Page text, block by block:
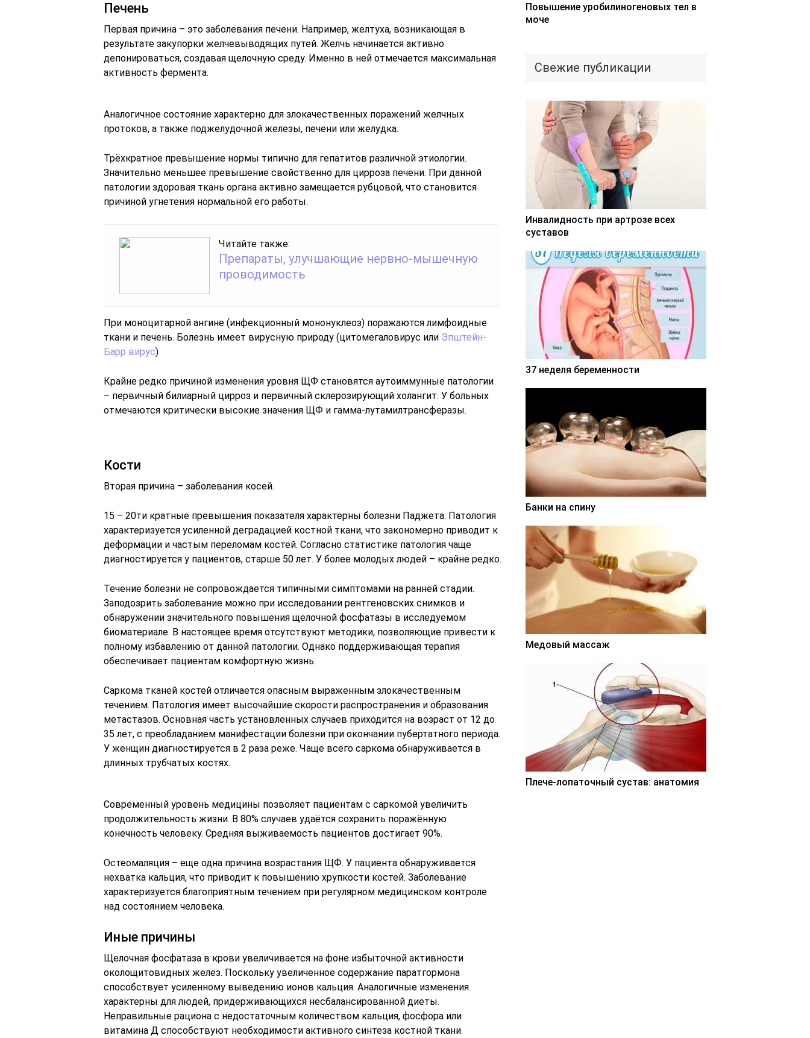
Печень
Первая причина – это заболевания печени. Например, желтуха, возникающая в
результате закупорки желчевыводящих путей. Желчь начинается активно
депонироваться, создавая щелочную среду. Именно в ней отмечается максимальная
активность фермента.
Аналогичное состояние характерно для злокачественных поражений желчных
протоков, а также поджелудочной железы, печени или желудка.
Трёхкратное превышение нормы типично для гепатитов различной этиологии.
Значительно меньшее превышение свойственно для цирроза печени. При данной
патологии здоровая ткань органа активно замещается рубцовой, что становится
причиной угнетения нормальной его работы.
Читайте также:
Препараты, улучшающие нервно-мышечную
проводимость
При моноцитарной ангине (инфекционный мононуклеоз) поражаются лимфоидные
ткани и печень. Болезнь имеет вирусную природу (цитомегаловирус или Эпштейн-
Барр вирус)
Крайне редко причиной изменения уровня ЩФ становятся аутоиммунные патологии
– первичный билиарный цирроз и первичный склерозирующий холангит. У больных
отмечаются критически высокие значения ЩФ и гамма-лутамилтрансферазы.
Кости
Вторая причина – заболевания косей.
15 – 20ти кратные превышения показателя характерны болезни Паджета. Патология
характеризуется усиленной деградацией костной ткани, что закономерно приводит к
деформации и частым переломам костей. Согласно статистике патология чаще
диагностируется у пациентов, старше 50 лет. У более молодых людей – крайне редко.
Течение болезни не сопровождается типичными симптомами на ранней стадии.
Заподозрить заболевание можно при исследовании рентгеновских снимков и
обнаружении значительного повышения щелочной фосфатазы в исследуемом
биоматериале. В настоящее время отсутствуют методики, позволяющие привести к
полному избавлению от данной патологии. Однако поддерживающая терапия
обеспечивает пациентам комфортную жизнь.
Саркома тканей костей отличается опасным выраженным злокачественным
течением. Патология имеет высочайшие скорости распространения и образования
метастазов. Основная часть установленных случаев приходится на возраст от 12 до
35 лет, с преобладанием манифестации болезни при окончании пубертатного периода.
У женщин диагностируется в 2 раза реже. Чаще всего саркома обнаруживается в
длинных трубчатых костях.
Современный уровень медицины позволяет пациентам с саркомой увеличить
продолжительность жизни. В 80% случаев удаётся сохранить поражённую
конечность человеку. Средняя выживаемость пациентов достигает 90%.
Остеомаляция – еще одна причина возрастания ЩФ. У пациента обнаруживается
нехватка кальция, что приводит к повышению хрупкости костей. Заболевание
характеризуется благоприятным течением при регулярном медицинском контроле
над состоянием человека.
Иные причины
Щелочная фосфатаза в крови увеличивается на фоне избыточной активности
околощитовидных желёз. Поскольку увеличенное содержание паратгормона
способствует усиленному выведению ионов кальция. Аналогичные изменения
характерны для людей, придерживающихся несбалансированной диеты.
Неправильные рациона с недостаточным количеством кальция, фосфора или
витамина Д способствуют необходимости активного синтеза костной ткани.
Повышение уробилиногеновых тел в
моче
Свежие публикации
Инвалидность при артрозе всех
суставов
37 неделя беременности
Банки на спину
Медовый массаж
Плече-лопаточный сустав: анатомия